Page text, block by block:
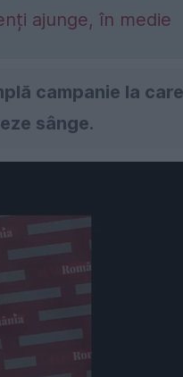
ajunge, în medie
campanie la
sânge.